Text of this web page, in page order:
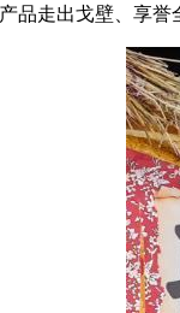
品走出戈壁、享誉